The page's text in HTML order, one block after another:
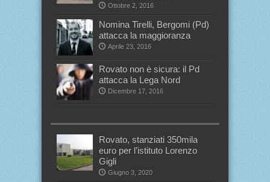
Ottobre 2, 2016
Nomina Tirelli, Bergomi (Pd)
attacca la maggioranza
Aprile 23, 2016
Rovato non è sicura: il Pd
attacca la Lega Nord
Dicembre 17, 2016
Rovato, stanziati 350mila
euro per l’istituto Lorenzo
Gigli
Giugno 3, 2020